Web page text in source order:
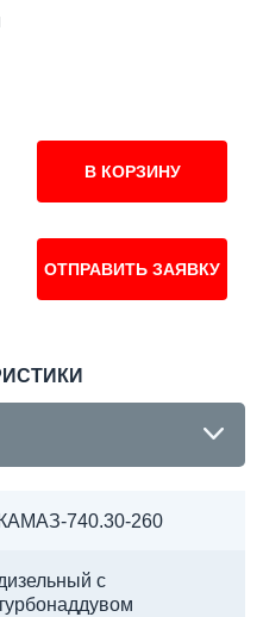
В КОРЗИНУ
ОТПРАВИТЬ ЗАЯВКУ
КАМАЗ-740.30-260
с